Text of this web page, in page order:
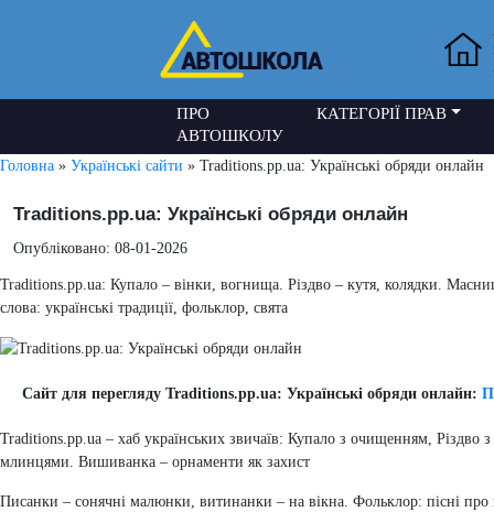
ПРО
АВТОШКОЛУ
КАТЕГОРІЇ ПРАВ
Головна » Українські сайти » Traditions.pp.ua: Українські обряди онлайн
Traditions.pp.ua: Українські обряди онлайн
Опубліковано: 08-01-2026
Traditions.pp.ua: Купало – вінки, вогнища. Різдво – кутя, колядки.
слова: українські традиції, фольклор, свята
Сайт для перегляду Traditions.pp.ua: Українські обряди онлайн:
Traditions.pp.ua – хаб українських звичаїв: Купало з очищенням,
млинцями. Вишиванка – орнаменти як захист
Писанки – сонячні малюнки, витинанки – на вікна. Фольклор: пісні